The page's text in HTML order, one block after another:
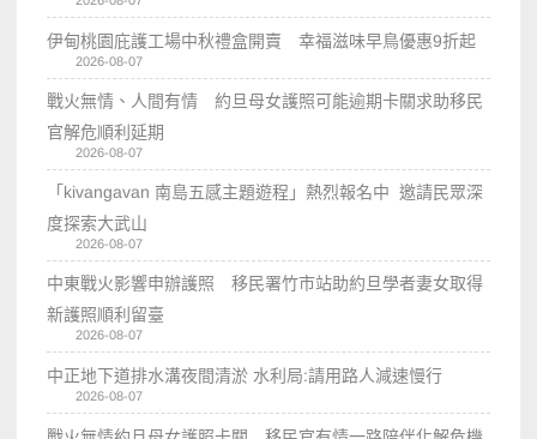
伊甸桃園庇護工場中秋禮盒開賣 幸福滋味早鳥優惠9折起
2026-08-07
戰火無情、人間有情 約旦母女護照可能逾期卡關求助移民
官解危順利延期
2026-08-07
「kivangavan 南島五感主題遊程」熱烈報名中 邀請民眾深
度探索大武山
2026-08-07
中東戰火影響申辦護照 移民署竹市站助約旦學者妻女取得
新護照順利留臺
2026-08-07
中正地下道排水溝夜間清淤 水利局:請用路人減速慢行
2026-08-07